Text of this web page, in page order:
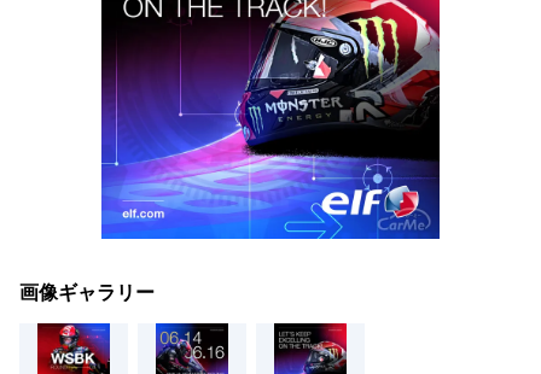
画像ギャラリー